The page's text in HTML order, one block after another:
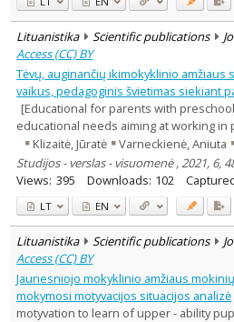
Lituanistika Scientific publications
Access (CC) BY
Tėvų, auginančių ikimokyklinio
vaikus, pedagoginis švietimas siekiant
[Educational for parents with
educational needs aiming at working
Klizaitė, Jūratė
Varneckienė, Aniuta
Studijos - verslas - visuomenė , 2021, 6,
Views: 395 Downloads: 102
LT EN
Lituanistika Scientific publications
Access (CC) BY
Jaunesniojo mokyklinio amžiaus
mokymosi motyvacijos situacijos analizė
motyvation to learn of upper - ability